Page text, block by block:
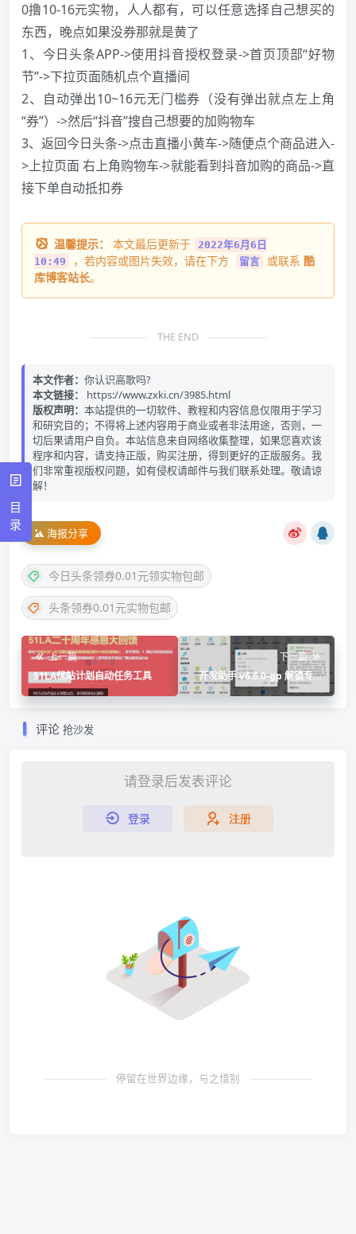
0撸10-16元实物，人人都有，可以任意选择自己想买的
东西，晚点如果没券那就是黄了
1、今日头条APP->使用抖音授权登录->首页顶部“好物
节”->下拉页面随机点个直播间
2、自动弹出10~16元无门槛券（没有弹出就点左上角
“券”）->然后“抖音”搜自己想要的加购物车
3、返回今日头条->点击直播小黄车->随便点个商品进入-
>上拉页面 右上角购物车->就能看到抖音加购的商品->直
接下单自动抵扣券
温馨提示： 本文最后更新于 2022年6月6日
10:49
，若内容或图片失效，请在下方 留言 或联系 酷
库博客站长。
THE END
本文作者： 你认识高歌吗?
本文链接：
https://www.zxki.cn/3985.html
版权声明： 本站提供的一切软件、教程和内容信息仅限用于学习
和研究目的；不得将上述内容用于商业或者非法用途，否则，一
切后果请用户自负。本站信息来自网络收集整理，如果您喜欢该
程序和内容，请支持正版，购买注册，得到更好的正版服务。我
们非常重视版权问题，如有侵权请邮件与我们联系处理。敬请谅
解！
海报分享
今日头条领券0.01元领实物包邮
头条领券0.01元实物包邮
上一篇
51LA优站计划自动任务工具
下一篇
开发助手 v6.6.0-gp 解锁专业
版_安卓开发工具
评论 抢沙发
请登录后发表评论
登录 注册
停留在世界边缘，与之惜别
目
录